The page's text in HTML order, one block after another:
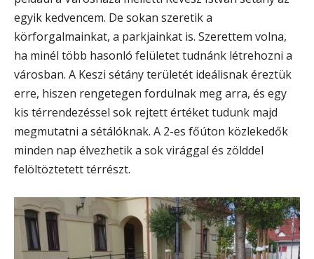
egyik kedvencem. De sokan szeretik a
körforgalmainkat, a parkjainkat is. Szerettem volna,
ha minél több hasonló felületet tudnánk létrehozni a
városban. A Keszi sétány területét ideálisnak éreztük
erre, hiszen rengetegen fordulnak meg arra, és egy
kis térrendezéssel sok rejtett értéket tudunk majd
megmutatni a sétálóknak. A 2-es főúton közlekedők
minden nap élvezhetik a sok virággal és zölddel
felöltöztetett térrészt.